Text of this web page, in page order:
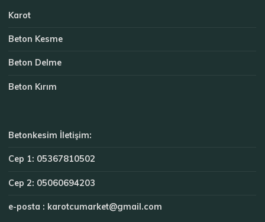
Karot
Beton Kesme
Beton Delme
Beton Kırım
Betonkesim İletişim:
Cep 1: 05367810502
Cep 2: 05060694203
e-posta : karotcumarket@gmail.com